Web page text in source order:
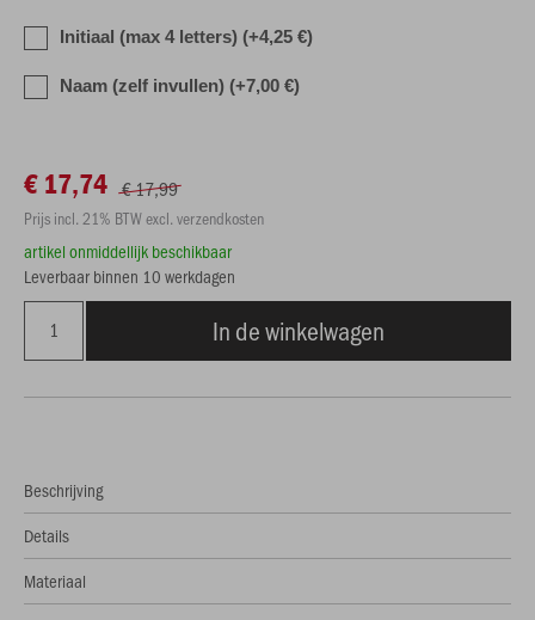
Initiaal (max 4 letters) (+4,25 €)
Naam (zelf invullen) (+7,00 €)
€ 17,74 € 17,99
Prijs incl. 21% BTW excl. verzendkosten
artikel onmiddellijk beschikbaar
Leverbaar binnen 10 werkdagen
In de winkelwagen
Beschrijving
Details
Materiaal